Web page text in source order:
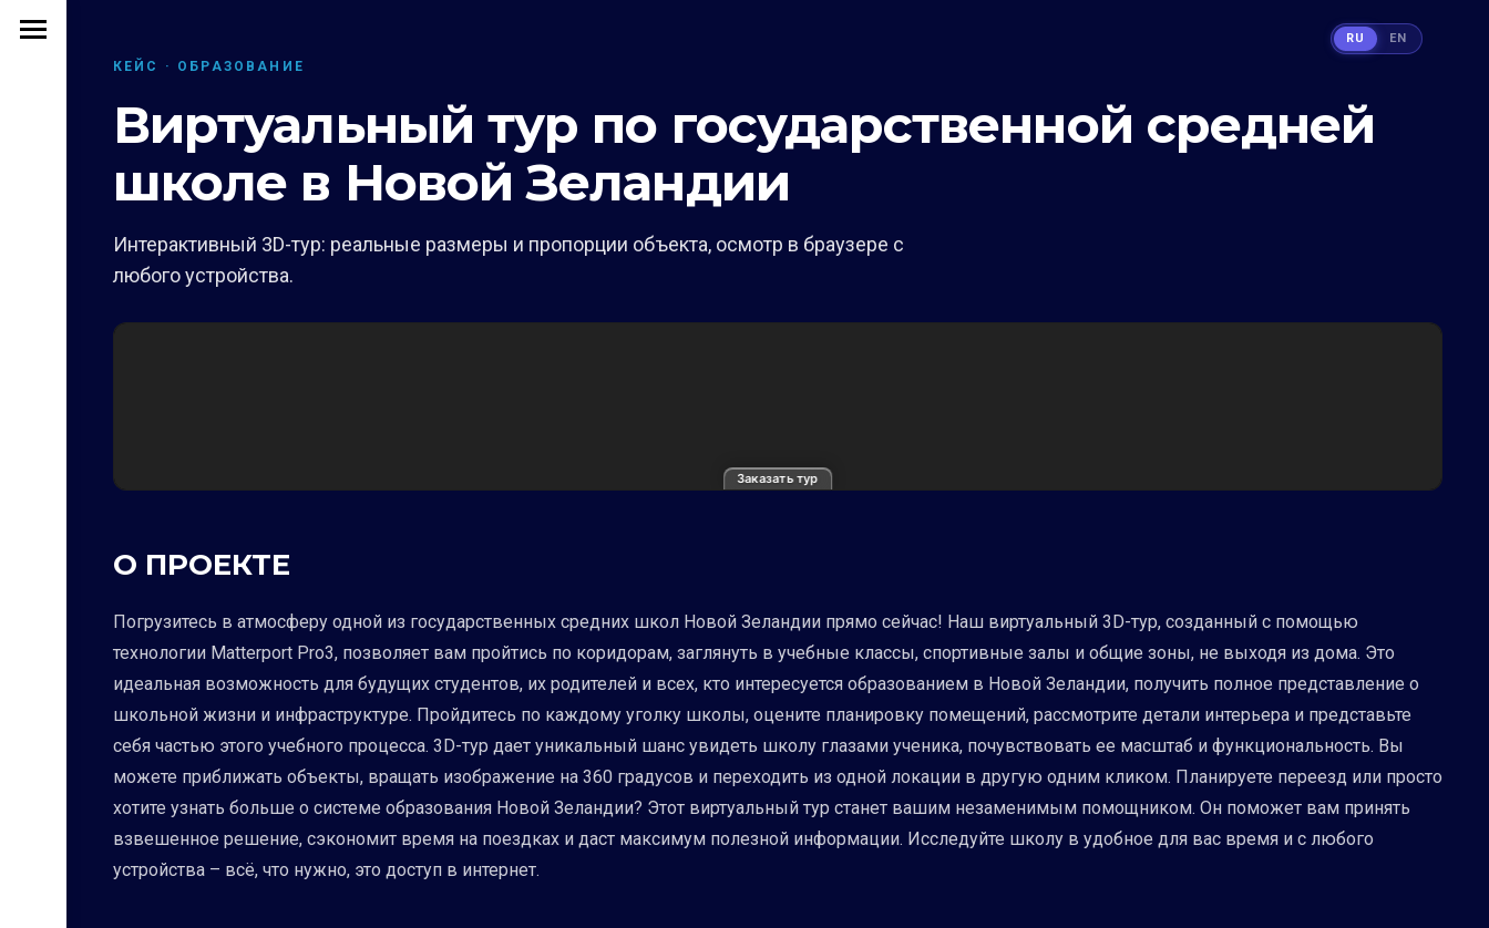
КЕЙС · ОБРАЗОВАНИЕ
Виртуальный тур по государственной средней
школе в Новой Зеландии
Интерактивный 3D-тур: реальные размеры и пропорции объекта, осмотр в браузере с
любого устройства.
Заказать тур
О ПРОЕКТЕ
Погрузитесь в атмосферу одной из государственных средних школ Новой Зеландии прямо сейчас! Наш виртуальный 3D-тур, созданный с помощью
технологии Matterport Pro3, позволяет вам пройтись по коридорам, заглянуть в учебные классы, спортивные залы и общие зоны, не выходя из дома. Это
идеальная возможность для будущих студентов, их родителей и всех, кто интересуется образованием в Новой Зеландии, получить полное представление о
школьной жизни и инфраструктуре. Пройдитесь по каждому уголку школы, оцените планировку помещений, рассмотрите детали интерьера и представьте
себя частью этого учебного процесса. 3D-тур дает уникальный шанс увидеть школу глазами ученика, почувствовать ее масштаб и функциональность. Вы
можете приближать объекты, вращать изображение на 360 градусов и переходить из одной локации в другую одним кликом. Планируете переезд или просто
хотите узнать больше о системе образования Новой Зеландии? Этот виртуальный тур станет вашим незаменимым помощником. Он поможет вам принять
взвешенное решение, сэкономит время на поездках и даст максимум полезной информации. Исследуйте школу в удобное для вас время и с любого
устройства – всё, что нужно, это доступ в интернет.
RU EN